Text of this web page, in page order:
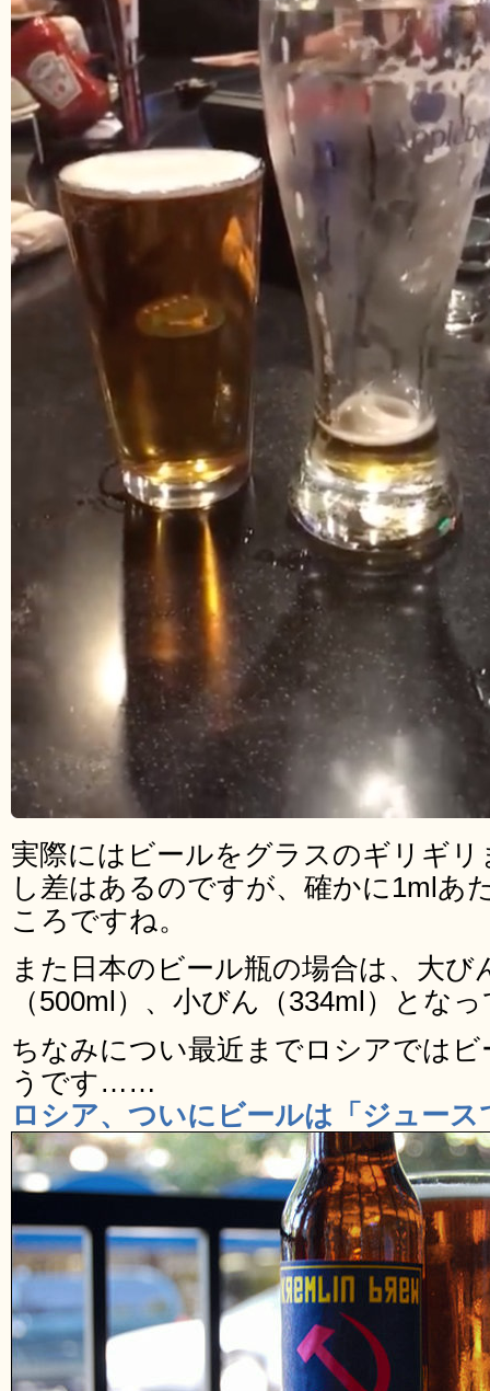
実際にはビールをグラスのギリギ
し差はあるのですが、確かに1mlあ
ころですね。
また日本のビール瓶の場合は、大び
（500ml）、小びん（334ml）とな
ちなみについ最近までロシアでは
うです……
ロシア、ついにビールは「ジュー